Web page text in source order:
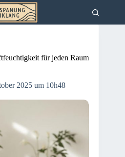
für jeden Raum
2025 um 10h48